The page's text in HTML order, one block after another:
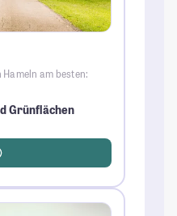
am besten:
Grünflächen